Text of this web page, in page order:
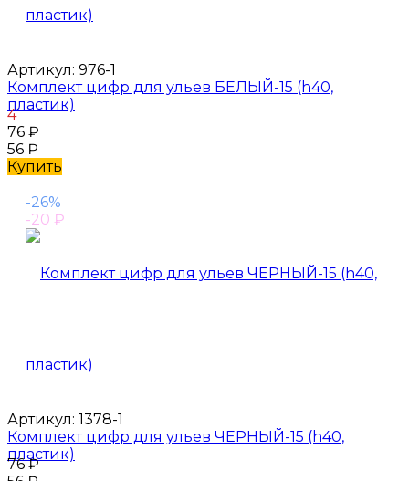
Артикул: 976-1
Комплект цифр для ульев БЕЛЫЙ-15 (h40,
пластик)
4
76 ₽
56 ₽
Купить
-26%
-20 ₽
Артикул: 1378-1
Комплект цифр для ульев ЧЕРНЫЙ-15 (h40,
пластик)
76₽